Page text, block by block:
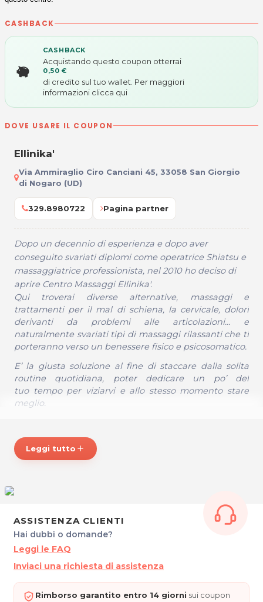
CASHBACK
CASHBACK
Acquistando questo coupon otterrai
0,50 €
di credito sul tuo wallet. Per maggiori
informazioni clicca qui
DOVE USARE IL COUPON
Ellinika'
Via Ammiraglio Ciro Canciani 45, 33058 San Giorgio
di Nogaro (UD)
329.8980722 Pagina partner
Dopo un decennio di esperienza e dopo aver
conseguito svariati diplomi come operatrice Shiatsu e
massaggiatrice professionista, nel 2010 ho deciso di
aprire Centro Massaggi Ellinika'.
Qui troverai diverse alternative, massaggi e
trattamenti per il mal di schiena, la cervicale, dolori
derivanti da problemi alle articolazioni… e
naturalmente svariati tipi di massaggi rilassanti che ti
porteranno verso un benessere fisico e psicosomatico.
E’ la giusta soluzione al fine di staccare dalla solita
routine quotidiana, poter dedicare un po’ del
tuo tempo per viziarvi e allo stesso momento stare
meglio.
Da Lunedì a Venerdì - dalle 09.30 alle 20.30
Sabato: in base alle richieste
Via Ammiraglio Ciro Canciani 45
33058 San Giorgio di Nogaro (UD)
P.IVA 02657110306
Tel.: 329.8980722
Per ulteriori informazioni sull'offerta o sulle modalità di
Leggi tutto add
ASSISTENZA CLIENTI
Hai dubbi o domande?
Leggi le FAQ
Inviaci una richiesta di assistenza
Rimborso garantito entro 14 giorni sui coupon